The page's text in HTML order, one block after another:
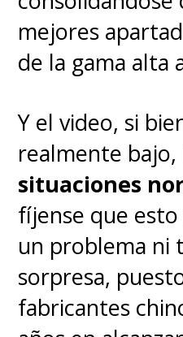
viene siendo al
de lo que
Watch o incluso
de Samsung.
En resumen,
demostrar por
ampliamente
wearables y
la de relojes
este Watch Fit
mejores
de la gama alta
Y el video, si
realmente bajo,
situaciones
fíjense que
un problema ni
sorpresa,
fabricantes